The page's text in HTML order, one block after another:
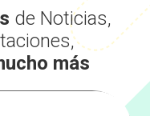
de Noticias,
más